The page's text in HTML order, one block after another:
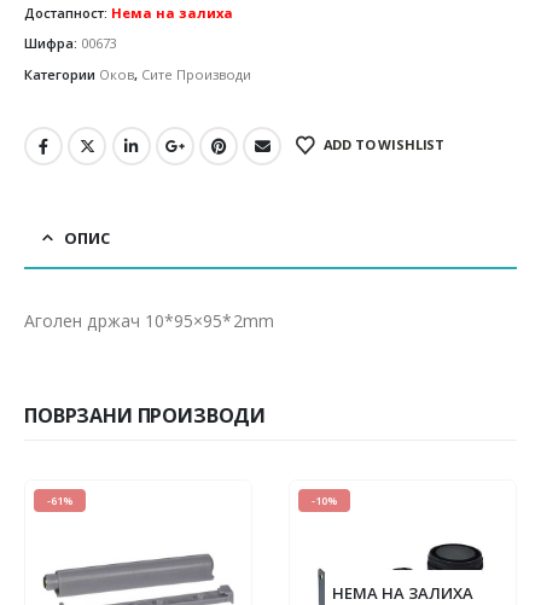
Достапност: Нема на залиха
Шифра: 00673
Категории Оков, Сите Производи
ADD TO WISHLIST
ОПИС
Аголен држач 10*95×95*2mm
ПОВРЗАНИ ПРОИЗВОДИ
-61% -10%
НЕМА НА ЗАЛИХА